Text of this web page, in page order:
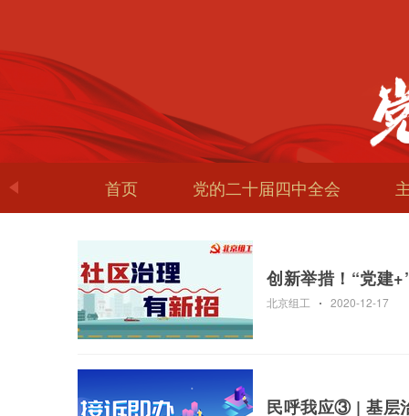
首页 党的二十届四中全会
创新举措！“党建
北京组工 2020-12-17
民呼我应③ | 基层